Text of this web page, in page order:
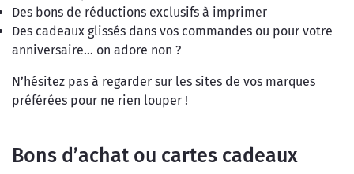
Des bons de réductions exclusifs à imprimer
Des cadeaux glissés dans vos commandes ou pour votre
anniversaire… on adore non ?
N’hésitez pas à regarder sur les sites de vos marques
préférées pour ne rien louper !
Bons d’achat ou cartes cadeaux